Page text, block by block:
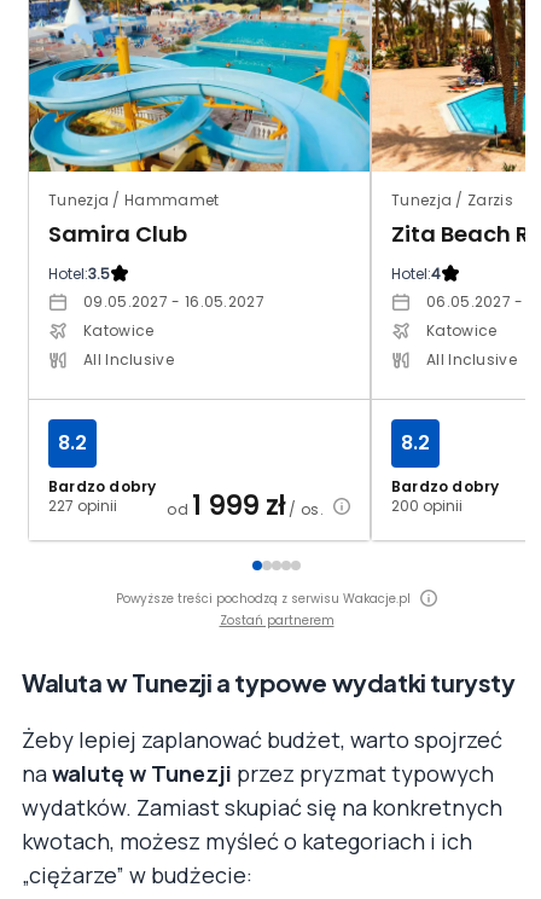
Tunezja / Hammamet
Samira Club
Hotel:3.5
09.05.2027 - 16.05.2027
Katowice
All Inclusive
Bardzo dobry
227 opinii
8.2
od 1 999 zł/ os.
Tunezja / Zarzis
Zita Beach
Hotel:4
06.05.2027 -
Katowice
All Inclusive
Bardzo dobry
200 opinii
8.2
Powyższe treści pochodzą z serwisu Wakacje.pl
Zostań partnerem
Waluta w Tunezji a typowe wydatki turysty
Żeby lepiej zaplanować budżet, warto spojrzeć
nawalutę w Tunezji przez pryzmat typowych
wydatków. Zamiast skupiać się na konkretnych
kwotach, możesz myśleć o kategoriach i ich
„ciężarze” w budżecie: